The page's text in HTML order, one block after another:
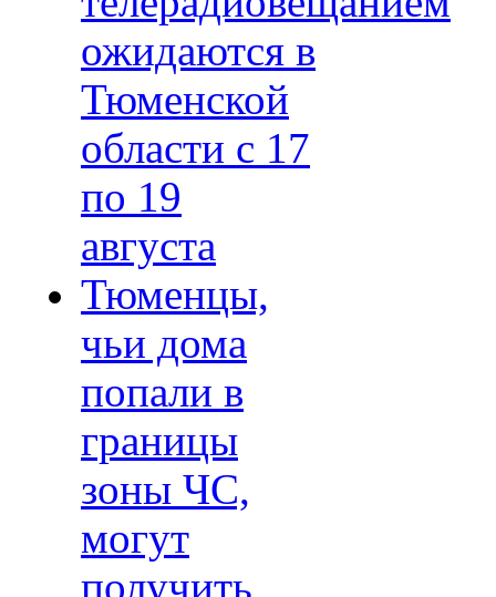
ожидаются в
Тюменской
области с 17
по 19
августа
Тюменцы,
чьи дома
попали в
границы
зоны ЧС,
могут
получить